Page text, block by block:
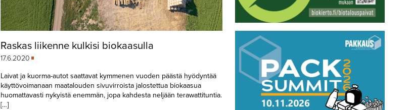
Raskas liikenne kulkisi biokaasulla
17.6.2020
Laivat ja kuorma-autot saattavat kymmenen vuoden päästä hyödyntää
käyttövoimanaan maatalouden sivuvirroista jalostettua biokaasua
huomattavasti nykyistä enemmän, jopa kahdesta neljään terawattituntia.
[…]